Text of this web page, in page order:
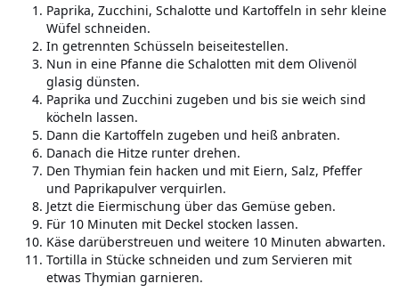
Paprika, Zucchini, Schalotte und Kartoffeln in sehr kleine
Wüfel schneiden.
In getrennten Schüsseln beiseitestellen.
Nun in eine Pfanne die Schalotten mit dem Olivenöl
glasig dünsten.
Paprika und Zucchini zugeben und bis sie weich sind
köcheln lassen.
Dann die Kartoffeln zugeben und heiß anbraten.
Danach die Hitze runter drehen.
Den Thymian fein hacken und mit Eiern, Salz, Pfeffer
und Paprikapulver verquirlen.
Jetzt die Eiermischung über das Gemüse geben.
Für 10 Minuten mit Deckel stocken lassen.
Käse darüberstreuen und weitere 10 Minuten abwarten.
Tortilla in Stücke schneiden und zum Servieren mit
etwas Thymian garnieren.